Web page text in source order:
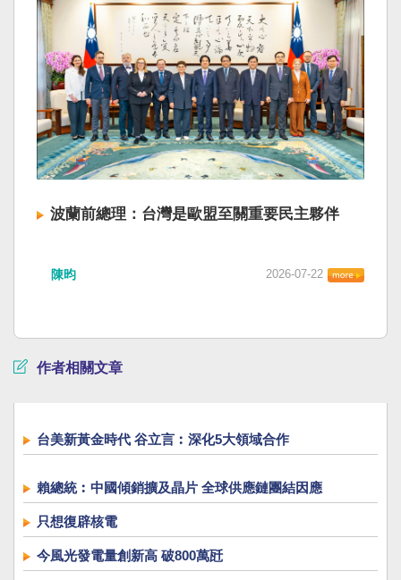
波蘭前總理：台灣是歐盟至關重要民主夥伴
陳昀 2026-07-22
作者相關文章
台美新黃金時代 谷立言︰深化5大領域合作
賴總統︰中國傾銷擴及晶片 全球供應鏈團結因應
只想復辟核電
今風光發電量創新高 破800萬瓩